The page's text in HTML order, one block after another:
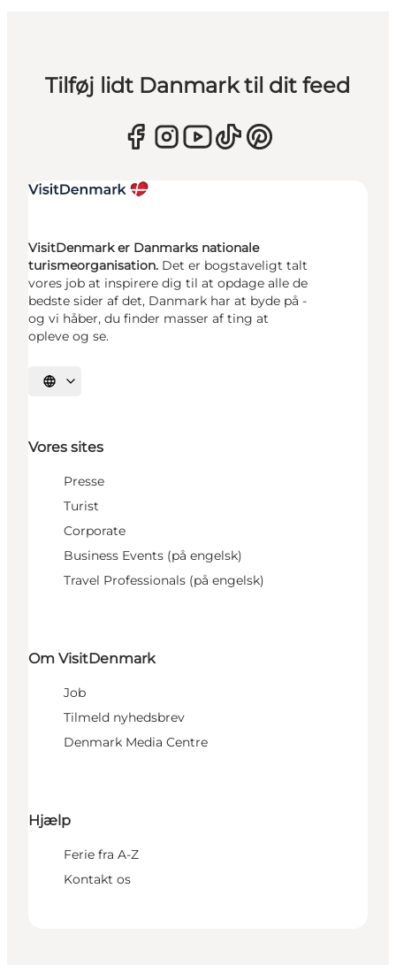
Tilføj lidt Danmark til dit feed
VisitDenmark er Danmarks nationale
turismeorganisation. Det er bogstaveligt talt
vores job at inspirere dig til at opdage alle de
bedste sider af det, Danmark har at byde på -
og vi håber, du finder masser af ting at
opleve og se.
Vælg sprog
Vores sites
Presse
Turist
Corporate
Business Events (på engelsk)
Travel Professionals (på engelsk)
Om VisitDenmark
Job
Tilmeld nyhedsbrev
Denmark Media Centre
Hjælp
Ferie fra A-Z
Kontakt os